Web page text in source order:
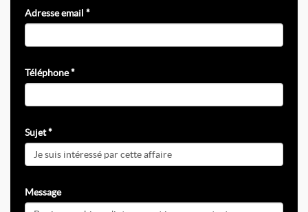
Adresse email *
Téléphone *
Sujet *
Message